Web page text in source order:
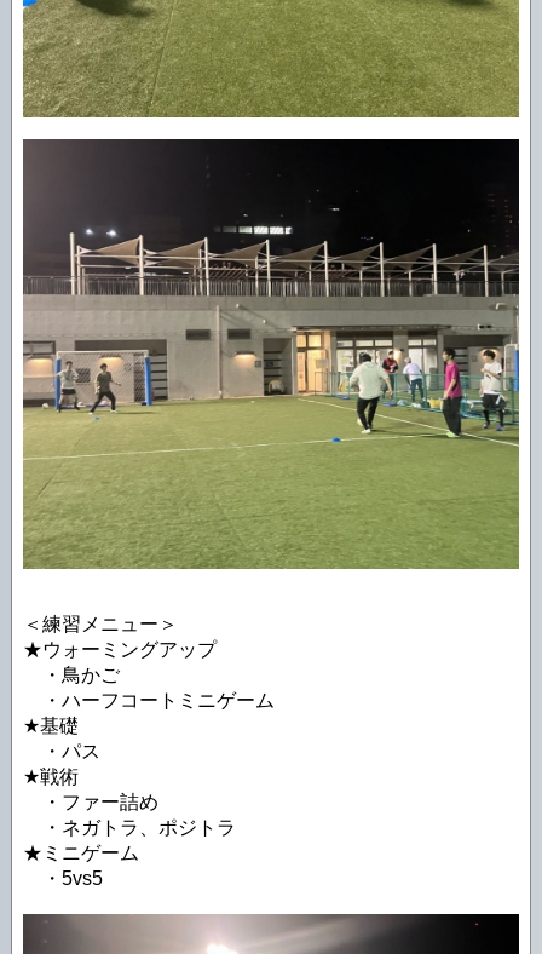
＜練習メニュー＞
★ウォーミングアップ
・鳥かご
・ハーフコートミニゲーム
★基礎
・パス
★戦術
・ファー詰め
・ネガトラ、ポジトラ
★ミニゲーム
・5vs5